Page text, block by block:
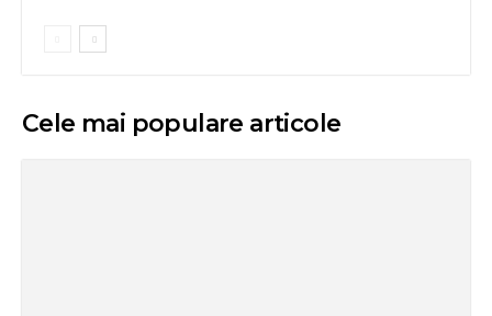
Cele mai populare articole